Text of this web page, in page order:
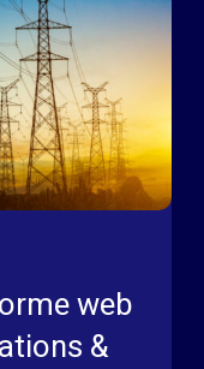
web
&